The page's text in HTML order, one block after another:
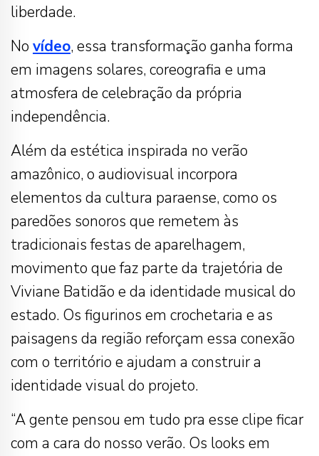
liberdade.
No vídeo, essa transformação ganha forma
em imagens solares, coreografia e uma
atmosfera de celebração da própria
independência.
Além da estética inspirada no verão
amazônico, o audiovisual incorpora
elementos da cultura paraense, como os
paredões sonoros que remetem às
tradicionais festas de aparelhagem,
movimento que faz parte da trajetória de
Viviane Batidão e da identidade musical do
estado. Os figurinos em crochetaria e as
paisagens da região reforçam essa conexão
com o território e ajudam a construir a
identidade visual do projeto.
“A gente pensou em tudo pra esse clipe ficar
com a cara do nosso verão. Os looks em